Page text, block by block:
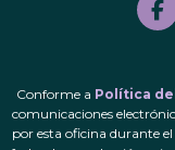
Conforme a Política
comunicaciones
por esta oficina durante